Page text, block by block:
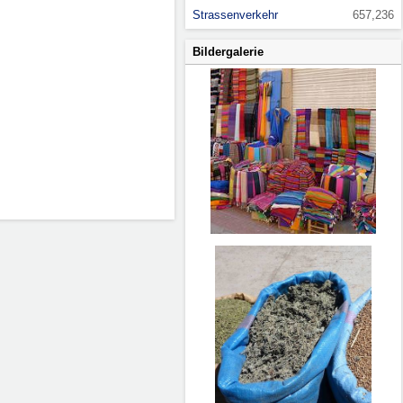
657,236
Strassenverkehr
Bildergalerie